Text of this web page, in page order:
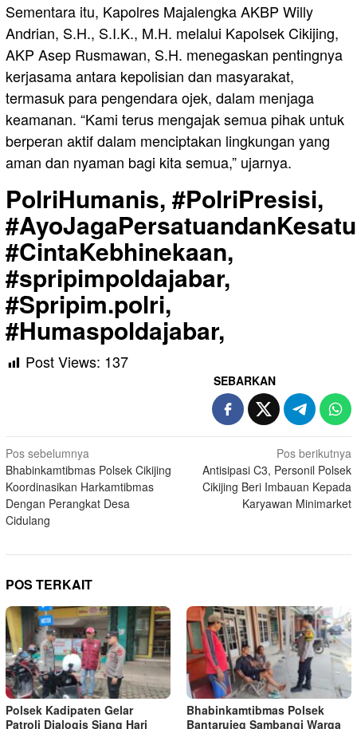
Sementara itu, Kapolres Majalengka AKBP Willy
Andrian, S.H., S.I.K., M.H. melalui Kapolsek Cikijing,
AKP Asep Rusmawan, S.H. menegaskan pentingnya
kerjasama antara kepolisian dan masyarakat,
termasuk para pengendara ojek, dalam menjaga
keamanan. “Kami terus mengajak semua pihak untuk
berperan aktif dalam menciptakan lingkungan yang
aman dan nyaman bagi kita semua,” ujarnya.
PolriHumanis, #PolriPresisi,
#CintaKebhinekaan,
#spripimpoldajabar,
#Spripim.polri,
#Humaspoldajabar,
Post Views: 137
SEBARKAN
Navigasi
pos
Pos sebelumnya
Bhabinkamtibmas Polsek Cikijing
Koordinasikan Harkamtibmas
Dengan Perangkat Desa
Cidulang
Pos berikutnya
Antisipasi C3, Personil Polsek
Cikijing Beri Imbauan Kepada
Karyawan Minimarket
POS TERKAIT
Polsek Kadipaten Gelar
Patroli Dialogis Siang Hari
Bhabinkamtibmas Polsek
Bantarujeg Sambangi Warga